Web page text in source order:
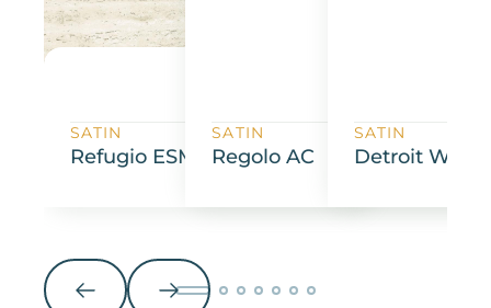
SATIN
Refugio ESM ACET
SATIN
Regolo AC
SATIN
Detroit White